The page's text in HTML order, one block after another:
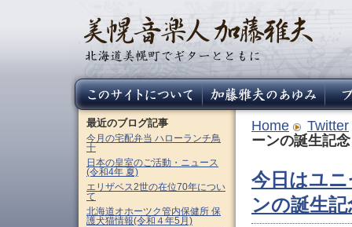
Home
Twitter
ーンの誕生記
今日はユ
ンの誕生記
最近のブログ記事
今月の宅配弁当 ハローランチ鳥
十
日本の皇室のご活動・ニュース
(令和4年 夏)
エリザベス2世の在位70年につい
て
北海道オホーツク管内保健所 保
護犬猫情報(令和４年5月)